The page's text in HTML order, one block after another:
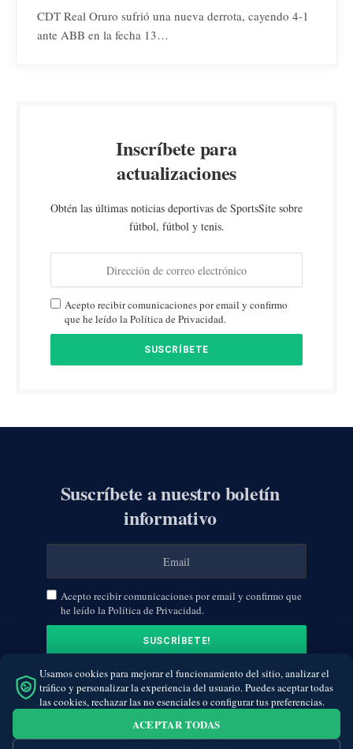
CDT Real Oruro sufrió una nueva derrota, cayendo 4-1
ante ABB en la fecha 13…
Inscríbete para
actualizaciones
Obtén las últimas noticias deportivas de SportsSite sobre
fútbol, fútbol y tenis.
Acepto recibir comunicaciones por email y confirmo
que he leído la Política de Privacidad.
Suscríbete a nuestro boletín
informativo
Acepto recibir comunicaciones por email y confirmo que
he leído la Política de Privacidad.
Usamos cookies para mejorar el funcionamiento del sitio, analizar el
tráfico y personalizar la experiencia del usuario. Puedes aceptar todas
las cookies, rechazar las no esenciales o configurar tus preferencias.
ACEPTAR TODAS